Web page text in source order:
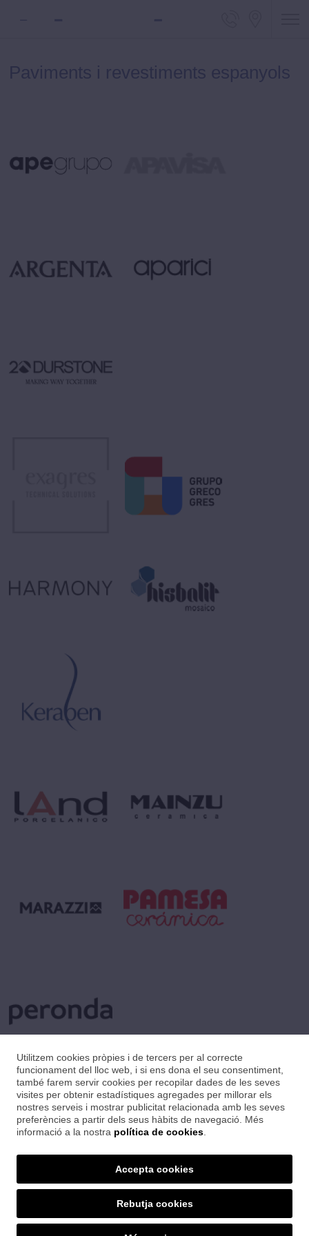
Paviments i revestiments espanyols
SET CERÀMIQUES
Utilitzem cookies pròpies i de tercers per al correcte
funcionament del lloc web, i si ens dona el seu consentiment,
també farem servir cookies per recopilar dades de les seves
visites per obtenir estadístiques agregades per millorar els
nostres serveis i mostrar publicitat relacionada amb les seves
preferències a partir dels seus hàbits de navegació. Més
informació a la nostra política de cookies
Rebutja cookies
Accepta cookies